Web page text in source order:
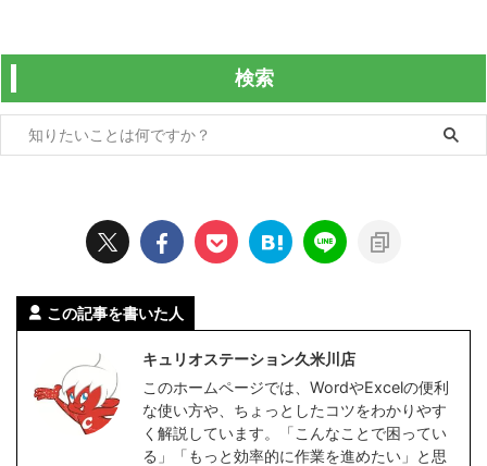
検索
この記事を書いた人
キュリオステーション久米川店
このホームページでは、WordやExcelの便利
な使い方や、ちょっとしたコツをわかりやす
く解説しています。「こんなことで困ってい
る」「もっと効率的に作業を進めたい」と思